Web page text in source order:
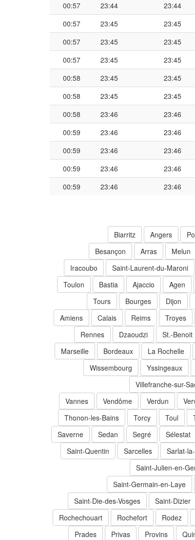
23:44
23:44
00:57
23:45
23:45
00:57
23:45
23:45
00:57
23:45
23:45
00:57
23:45
23:45
00:58
23:45
23:45
00:58
23:46
23:46
00:58
23:46
23:46
00:59
23:46
23:46
00:59
23:46
23:46
00:59
23:46
23:46
00:59
Angers
Biarritz
Melun
Arras
Besançon
Saint-Laurent-du-Maroni
Iracoubo
Agen
Ajaccio
Bastia
Toulon
Dijon
Bourges
Tours
Troyes
Reims
Calais
Amiens
St.-Benoit
Dzaoudzi
Rennes
La Rochelle
Bordeaux
Marseille
Yssingeaux
Wissembourg
Villefranche-sur-
Verdun
Vendôme
Vannes
Toul
Torcy
Thonon-les-Bains
Sélestat
Segré
Sedan
Saverne
Sarlat-
Sarcelles
Saint-Quentin
Saint-Julien-en-
Saint-Germain-en-Laye
Saint-Dizier
Saint-Die-des-Vosges
Rodez
Rochefort
Rochechouart
Provins
Privas
Prades